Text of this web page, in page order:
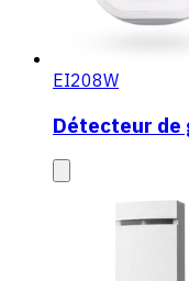
EI208W
Détecteur de